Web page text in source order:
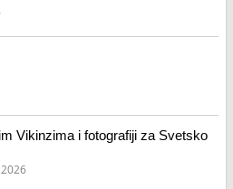
Vikinzima i fotografiji za Svetsko